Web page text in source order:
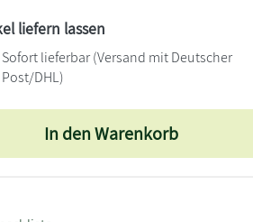
liefern lassen
Sofort lieferbar(Versand mit Deutscher
Post/DHL)
In den Warenkorb